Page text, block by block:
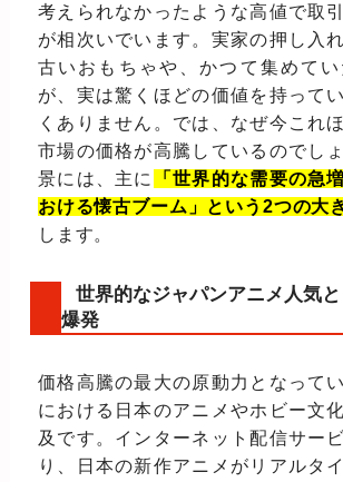
考えられなかったような高値で取
が相次いでいます。実家の押し入
古いおもちゃや、かつて集めて
が、実は驚くほどの価値を持って
くありません。では、なぜ今これ
市場の価格が高騰しているのでし
景には、主に
「世界的な需要の急
おける懐古ブーム」という2つの大
します。
世界的なジャパンアニメ人気
爆発
価格高騰の最大の原動力となって
における日本のアニメやホビー文
及です。インターネット配信サー
り、日本の新作アニメがリアルタ